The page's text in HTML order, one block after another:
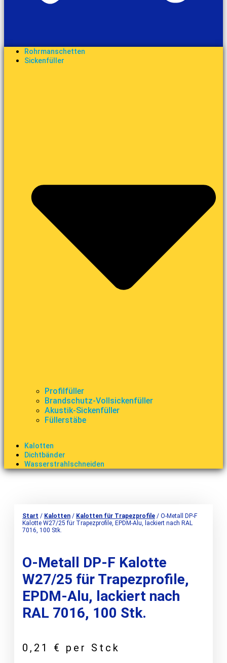
Rohrmanschetten
Sickenfüller
Profilfüller
Brandschutz-Vollsickenfüller
Akustik-Sickenfüller
Füllerstäbe
Kalotten
Dichtbänder
Wasserstrahlschneiden
Start / Kalotten / Kalotten für Trapezprofile / O-Metall DP-F
Kalotte W27/25 für Trapezprofile, EPDM-Alu, lackiert nach RAL
7016, 100 Stk.
O-Metall DP-F Kalotte
W27/25 für Trapezprofile,
EPDM-Alu, lackiert nach
RAL 7016, 100 Stk.
0,21 € per Stck